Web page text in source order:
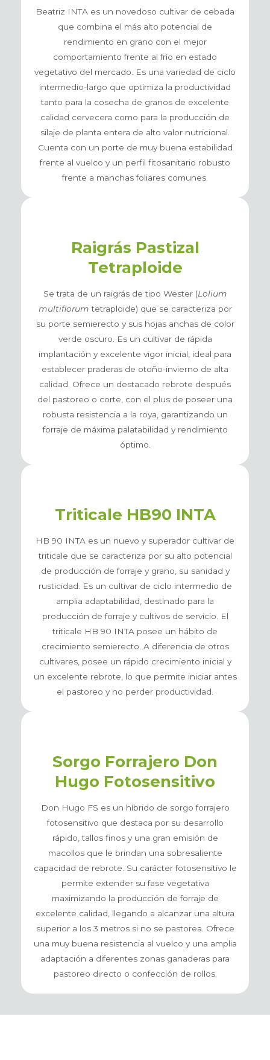
Beatriz INTA es un novedoso cultivar de cebada
que combina el más alto potencial de
rendimiento en grano con el mejor
comportamiento frente al frío en estado
vegetativo del mercado. Es una variedad de ciclo
intermedio-largo que optimiza la productividad
tanto para la cosecha de granos de excelente
calidad cervecera como para la producción de
silaje de planta entera de alto valor nutricional.
Cuenta con un porte de muy buena estabilidad
frente al vuelco y un perfil fitosanitario robusto
frente a manchas foliares comunes.
Raigrás Pastizal
Tetraploide
Se trata de un raigrás de tipo Wester (Lolium
multiflorum tetraploide) que se caracteriza por
su porte semierecto y sus hojas anchas de color
verde oscuro. Es un cultivar de rápida
implantación y excelente vigor inicial, ideal para
establecer praderas de otoño-invierno de alta
calidad. Ofrece un destacado rebrote después
del pastoreo o corte, con el plus de poseer una
robusta resistencia a la roya, garantizando un
forraje de máxima palatabilidad y rendimiento
óptimo.
Triticale HB90 INTA
HB 90 INTA es un nuevo y superador cultivar de
triticale que se caracteriza por su alto potencial
de producción de forraje y grano, su sanidad y
rusticidad. Es un cultivar de ciclo intermedio de
amplia adaptabilidad, destinado para la
producción de forraje y cultivos de servicio. El
triticale HB 90 INTA posee un hábito de
crecimiento semierecto. A diferencia de otros
cultivares, posee un rápido crecimiento inicial y
un excelente rebrote, lo que permite iniciar antes
el pastoreo y no perder productividad.
Sorgo Forrajero Don
Hugo Fotosensitivo
Don Hugo FS es un híbrido de sorgo forrajero
fotosensitivo que destaca por su desarrollo
rápido, tallos finos y una gran emisión de
macollos que le brindan una sobresaliente
capacidad de rebrote. Su carácter fotosensitivo le
permite extender su fase vegetativa
maximizando la producción de forraje de
excelente calidad, llegando a alcanzar una altura
superior a los 3 metros si no se pastorea. Ofrece
una muy buena resistencia al vuelco y una amplia
adaptación a diferentes zonas ganaderas para
pastoreo directo o confección de rollos.